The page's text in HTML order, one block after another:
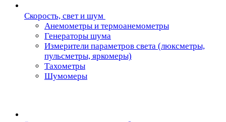
Скорость, свет и шум
Анемометры и термоанемометры
Генераторы шума
Измерители параметров света (люксметры,
пульсметры, яркомеры)
Тахометры
Шумомеры